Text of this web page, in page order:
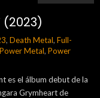
(2023)
, Death Metal, Full-
Metal, Power
es el álbum debut de la
Grymheart de